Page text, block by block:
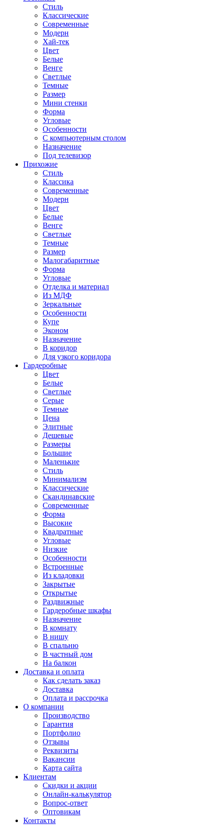
Стиль
Классические
Современные
Модерн
Хай-тек
Цвет
Белые
Венге
Светлые
Темные
Размер
Мини стенки
Форма
Угловые
Особенности
С компьютерным столом
Назначение
Под телевизор
Прихожие
Стиль
Классика
Современные
Модерн
Цвет
Белые
Венге
Светлые
Темные
Размер
Малогабаритные
Форма
Угловые
Отделка и материал
Из МДФ
Зеркальные
Особенности
Купе
Эконом
Назначение
В коридор
Для узкого коридора
Гардеробные
Цвет
Белые
Светлые
Серые
Темные
Цена
Элитные
Дешевые
Размеры
Большие
Маленькие
Стиль
Минимализм
Классические
Скандинавские
Современные
Форма
Высокие
Квадратные
Угловые
Низкие
Особенности
Встроенные
Из кладовки
Закрытые
Открытые
Раздвижные
Гардеробные шкафы
Назначение
В комнату
В нишу
В спальню
В частный дом
На балкон
Доставка и оплата
Как сделать заказ
Доставка
Оплата и рассрочка
О компании
Производство
Гарантия
Портфолио
Отзывы
Реквизиты
Вакансии
Карта сайта
Клиентам
Скидки и акции
Онлайн-калькулятор
Вопрос-ответ
Оптовикам
Контакты